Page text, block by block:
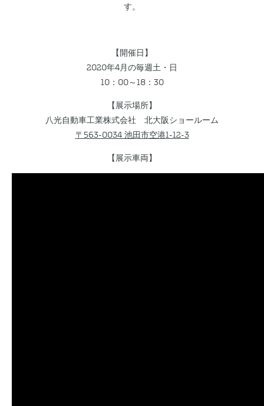
す。
【開催日】
2020年4月の毎週土・日
10：00～18：30
【展示場所】
八光自動車工業株式会社 北大阪ショールーム
〒563-0034 池田市空港1-12-3
【展示車両】